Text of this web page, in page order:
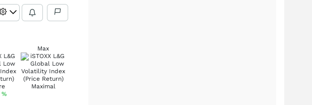
%
Max